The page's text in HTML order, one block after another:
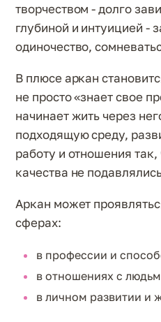
творчеством - долго
глубиной и интуицией -
одиночество,
В плюсе аркан
не просто «знает свое
начинает жить через
подходящую среду,
работу и отношения
качества не
Аркан может
сферах:
в профессии и
в отношениях с
в личном развитии и